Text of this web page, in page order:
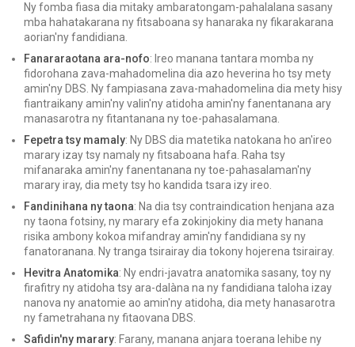
Ny fomba fiasa dia mitaky ambaratongam-pahalalana sasany
mba hahatakarana ny fitsaboana sy hanaraka ny fikarakarana
aorian'ny fandidiana.
Fanararaotana ara-nofo: Ireo manana tantara momba ny
fidorohana zava-mahadomelina dia azo heverina ho tsy mety
amin'ny DBS. Ny fampiasana zava-mahadomelina dia mety hisy
fiantraikany amin'ny valin'ny atidoha amin'ny fanentanana ary
manasarotra ny fitantanana ny toe-pahasalamana.
Fepetra tsy mamaly: Ny DBS dia matetika natokana ho an'ireo
marary izay tsy namaly ny fitsaboana hafa. Raha tsy
mifanaraka amin'ny fanentanana ny toe-pahasalaman'ny
marary iray, dia mety tsy ho kandida tsara izy ireo.
Fandinihana ny taona: Na dia tsy contraindication henjana aza
ny taona fotsiny, ny marary efa zokinjokiny dia mety hanana
risika ambony kokoa mifandray amin'ny fandidiana sy ny
fanatoranana. Ny tranga tsirairay dia tokony hojerena tsirairay.
Hevitra Anatomika: Ny endri-javatra anatomika sasany, toy ny
firafitry ny atidoha tsy ara-dalàna na ny fandidiana taloha izay
nanova ny anatomie ao amin'ny atidoha, dia mety hanasarotra
ny fametrahana ny fitaovana DBS.
Safidin'ny marary: Farany, manana anjara toerana lehibe ny